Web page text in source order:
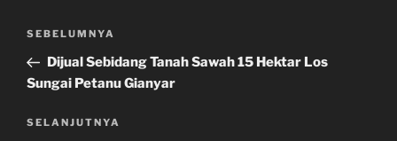
Navigasi
Pos
Sebelumnya
SEBELUMNYA
Dijual Sebidang Tanah Sawah 15 Hektar Los
Sungai Petanu Gianyar
Pos
SELANJUTNYA